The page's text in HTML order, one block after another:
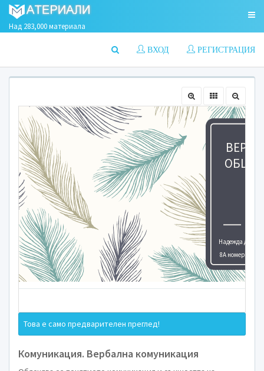
Над 283,000 материала
РЕГИСТРАЦИЯ
ВХОД
Това е само предварителен преглед!
Комуникация. Вербална комуникация